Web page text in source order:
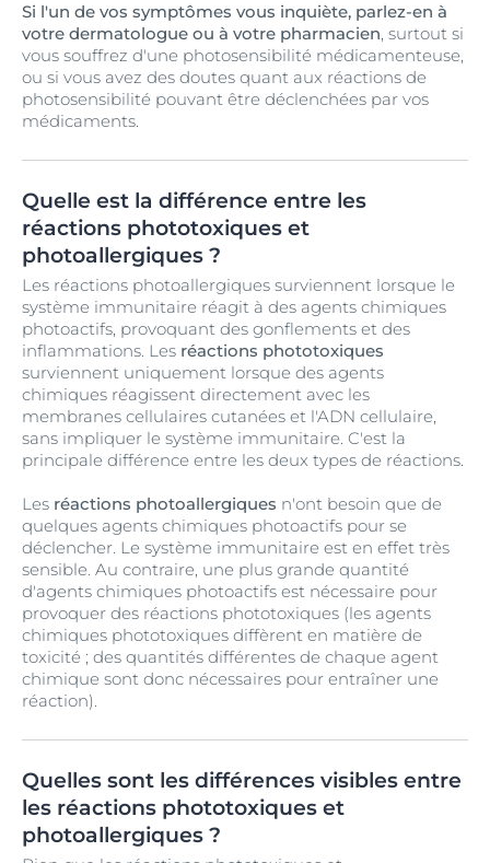
Si l'un de vos symptômes vous inquiète, parlez-en à
votre dermatologue ou à votre pharmacien, surtout si
vous souffrez d'une photosensibilité médicamenteuse,
ou si vous avez des doutes quant aux réactions de
photosensibilité pouvant être déclenchées par vos
médicaments.
Quelle est la différence entre les
réactions phototoxiques et
photoallergiques ?
Les réactions photoallergiques surviennent lorsque le
système immunitaire réagit à des agents chimiques
photoactifs, provoquant des gonflements et des
inflammations. Les réactions phototoxiques
surviennent uniquement lorsque des agents
chimiques réagissent directement avec les
membranes cellulaires cutanées et l'ADN cellulaire,
sans impliquer le système immunitaire. C'est la
principale différence entre les deux types de réactions.
Les réactions photoallergiques n'ont besoin que de
quelques agents chimiques photoactifs pour se
déclencher. Le système immunitaire est en effet très
sensible. Au contraire, une plus grande quantité
d'agents chimiques photoactifs est nécessaire pour
provoquer des réactions phototoxiques (les agents
chimiques phototoxiques diffèrent en matière de
toxicité ; des quantités différentes de chaque agent
chimique sont donc nécessaires pour entraîner une
réaction).
Quelles sont les différences visibles entre
les réactions phototoxiques et
photoallergiques ?